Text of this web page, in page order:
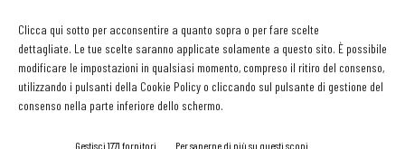
Clicca qui sotto per acconsentire a quanto sopra o per fare scelte
dettagliate. Le tue scelte saranno applicate solamente a questo sito. È possibile
modificare le impostazioni in qualsiasi momento, compreso il ritiro del consenso,
utilizzando i pulsanti della Cookie Policy o cliccando sul pulsante di gestione del
consenso nella parte inferiore dello schermo.
Gestisci 1771 fornitori Per saperne di più su questi scopi
Sogemi rafforza i servizi per la ristorazione: orario esteso e
tessera gratuita per i professionisti HoReCa
29 Luglio 2026
Aperti per ferie. Buoni indirizzi da Nord a Sud per godersi le
vacanze (o da scorprire se si è in vacanza)